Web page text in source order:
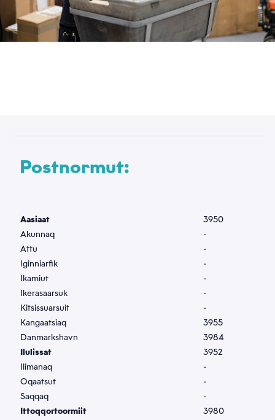
Postnormut:
Aasiaat
3950
Akunnaq
-
Attu
-
Iginniarfik
-
Ikamiut
-
Ikerasaarsuk
-
Kitsissuarsuit
-
Kangaatsiaq
3955
Danmarkshavn
3984
Ilulissat
3952
Ilimanaq
-
Oqaatsut
-
Saqqaq
-
Ittoqqortoormiit
3980
Atit
Suussuseq
Sammisaq
Allaatiginninneq